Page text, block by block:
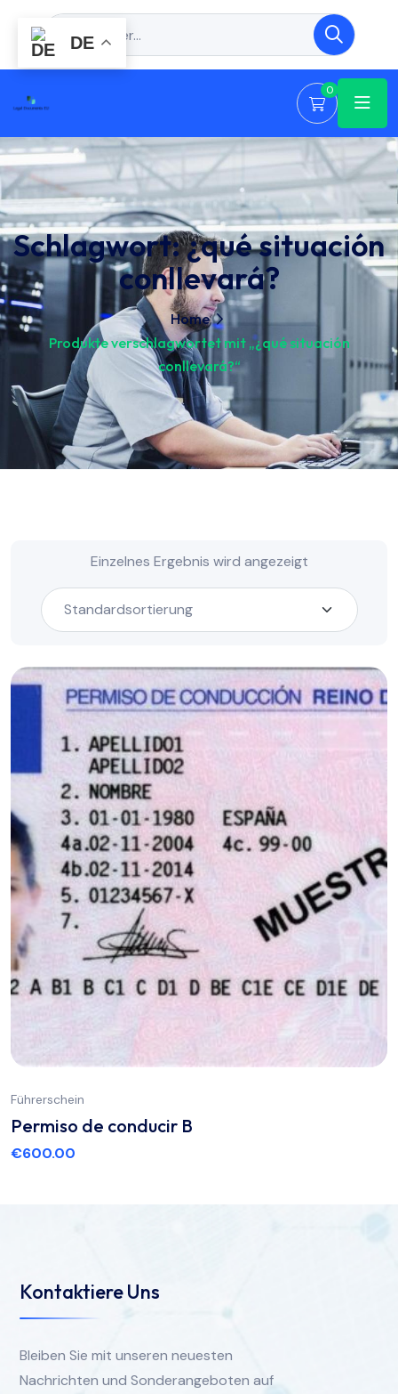
0
Schlagwort:¿qué situación
conllevará?
Home
Produkte verschlagwortet mit „¿qué situación
conllevará?“
Einzelnes Ergebnis wird angezeigt
Führerschein
Permiso de conducir B
€600.00
Kontaktiere Uns
Bleiben Sie mit unseren neuesten
Nachrichten und Sonderangeboten auf
DE